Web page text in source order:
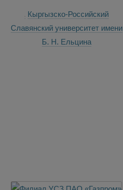
Кыргызско-Российский
Славянский университет имени
Б. Н. Ельцина